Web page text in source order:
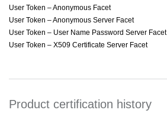
User Token – Anonymous Facet
User Token – Anonymous Server Facet
User Token – User Name Password Server Facet
User Token – X509 Certificate Server Facet
Product certification history